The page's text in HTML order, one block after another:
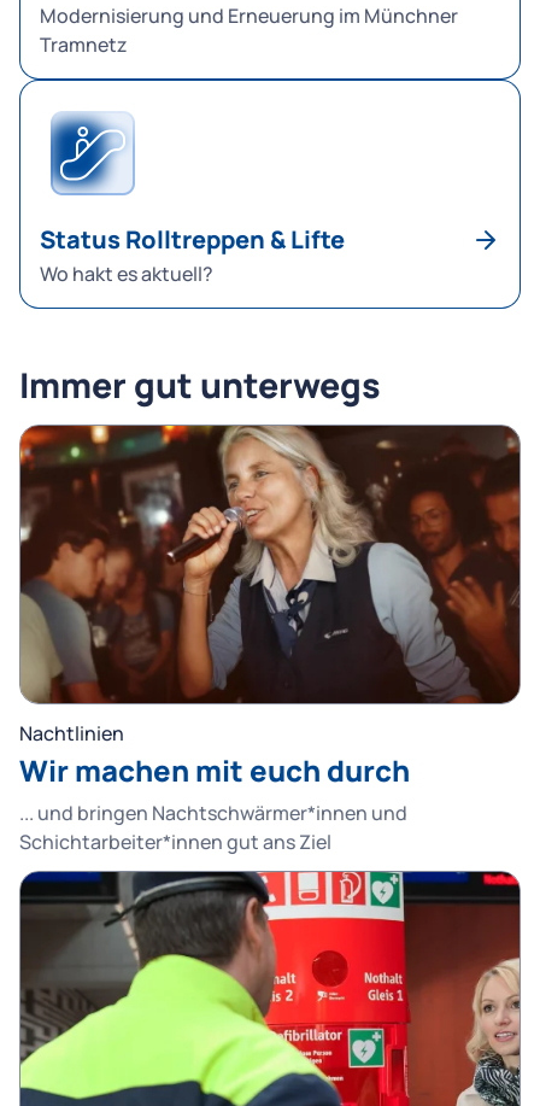
Modernisierung und Erneuerung im Münchner
Tramnetz
Status Rolltreppen & Lifte
Wo hakt es aktuell?
Immer gut unterwegs
Nachtlinien
Wir machen mit euch durch
... und bringen Nachtschwärmer*innen und
Schichtarbeiter*innen gut ans Ziel